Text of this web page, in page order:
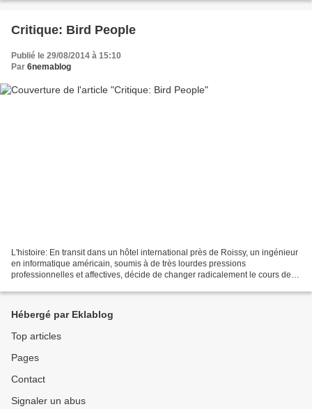
Critique: Bird People
Publié le 29/08/2014 à 15:10
Par 6nemablog
L'histoire: En transit dans un hôtel international près de Roissy, un ingénieur
en informatique américain, soumis à de très lourdes pressions
professionnelles et affectives, décide de changer radicalement le cours de
Hébergé par Eklablog
Top articles
Pages
Contact
Signaler un abus